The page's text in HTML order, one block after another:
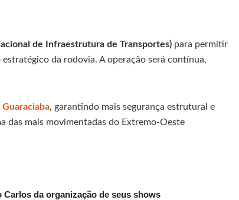
de Infraestrutura de Transportes) para permitir
da rodovia. A operação será contínua,
, garantindo mais segurança estrutural e
das mais movimentadas do Extremo-Oeste
da organização de seus shows